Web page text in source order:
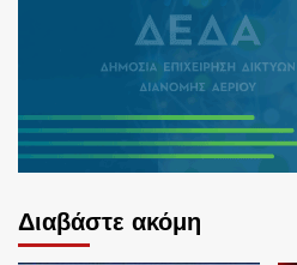
Διαβάστε ακόμη